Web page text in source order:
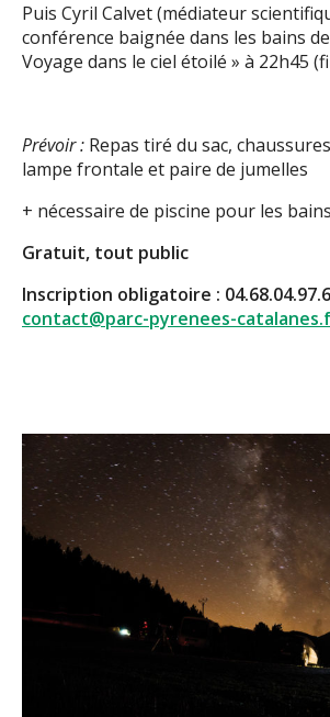
Puis Cyril Calvet (médiateur
conférence baignée dans les bains
Voyage dans le ciel étoilé » à 22h45
Prévoir : Repas tiré du sac,
lampe frontale et paire de jumelles
+ nécessaire de piscine pour les
Gratuit, tout public
Inscription obligatoire :
contact@parc-pyrenees-